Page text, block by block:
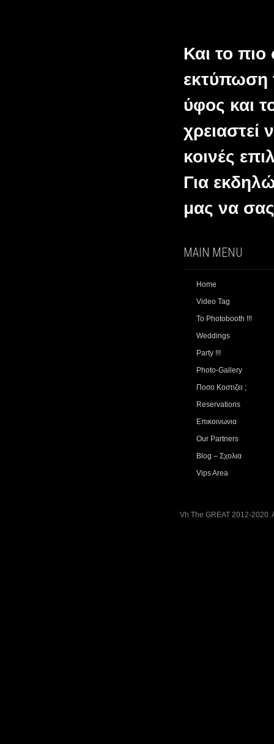
Και το πιο
εκτύπωση
ύφος και
χρειαστεί
κοινές
Για
μας να
MAIN MENU
Home
Video Tag
Το Photobooth !!!
Weddings
Party !!!
Photo-Gallery
Ποσο Κοστιζει ;
Reservations
Επικοινωνια
Our Partners
Blog – Σχολια
Vips Area
Vh The GREAT 2012-2020.